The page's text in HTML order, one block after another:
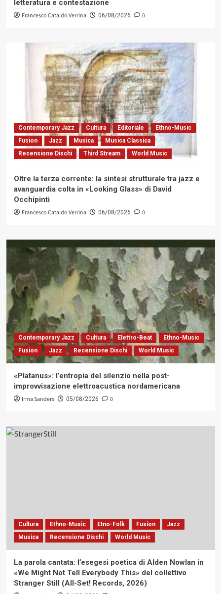
letteratura e contestazione
Francesco Cataldo Verrina 06/08/2026 0
Contemporary Jazz Cultura Editoriale
Ethno-Music
Fusion
Jazz Musica
Musica Classica
Recensione Dischi
Third Stream World Music
Oltre la terza corrente: la sintesi strutturale tra jazz e
avanguardia colta in «Looking Glass» di David
Occhipinti
Francesco Cataldo Verrina 06/08/2026 0
Contemporary Jazz Cultura Elettro-Beat
Ethno-Music
Fusion
Jazz Recensione Dischi World Music
«Platanus»: l’entropia del silenzio nella post-
improvvisazione elettroacustica nordamericana
Irma Sanders 05/08/2026 0
Cultura Ethno-Music Etno-Folk Fusion
Jazz
Musica
Recensione Dischi World Music
La parola cantata: l’esegesi poetica di Alden Nowlan in
«We Might Not Tell Everybody This» del collettivo
Stranger Still (All-Set! Records, 2026)